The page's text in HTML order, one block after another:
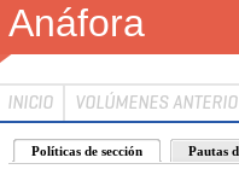
Anáfora
INICIO VOLÚMENES
Políticas de sección Pautas